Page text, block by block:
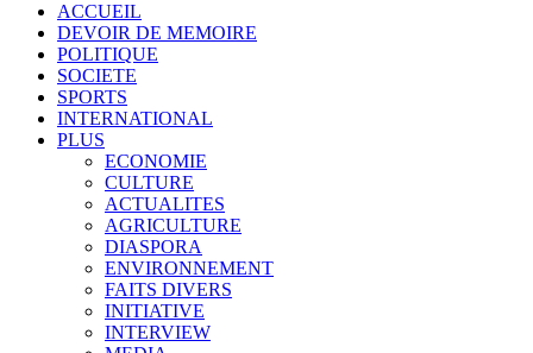
ACCUEIL
DEVOIR DE MEMOIRE
POLITIQUE
SOCIETE
SPORTS
INTERNATIONAL
PLUS
ECONOMIE
CULTURE
ACTUALITES
AGRICULTURE
DIASPORA
ENVIRONNEMENT
FAITS DIVERS
INITIATIVE
INTERVIEW